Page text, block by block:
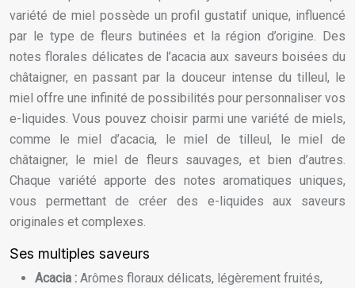
variété de miel possède un profil gustatif unique, influencé
par le type de fleurs butinées et la région d’origine. Des
notes florales délicates de l’acacia aux saveurs boisées du
châtaigner, en passant par la douceur intense du tilleul, le
miel offre une infinité de possibilités pour personnaliser vos
e-liquides. Vous pouvez choisir parmi une variété de miels,
comme le miel d’acacia, le miel de tilleul, le miel de
châtaigner, le miel de fleurs sauvages, et bien d’autres.
Chaque variété apporte des notes aromatiques uniques,
vous permettant de créer des e-liquides aux saveurs
originales et complexes.
Ses multiples saveurs
Acacia : Arômes floraux délicats, légèrement fruités,